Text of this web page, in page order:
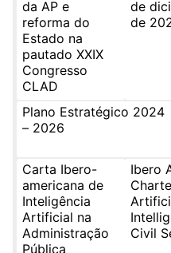
da AP e
reforma do
Estado na
pautado XXIX
Congresso
CLAD
de
de
Plano Estratégico 2024
– 2026
Carta Ibero-
americana de
Inteligência
Artificial na
Administração
Pública
Ibero
Civil